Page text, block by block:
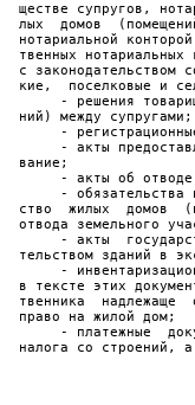
ществе супругов,
лых  домов
нотариальной
твенных
с законодательством
кие,  поселковые и
- решения
ний) между супругами;
-
- акты
вание;
- акты об
- обязательства
ство  жилых  домов
отвода земельного
- акты
тельством зданий в
-
в тексте этих
твенника  надлежаще
право на жилой дом;
- платежные
налога со строений,